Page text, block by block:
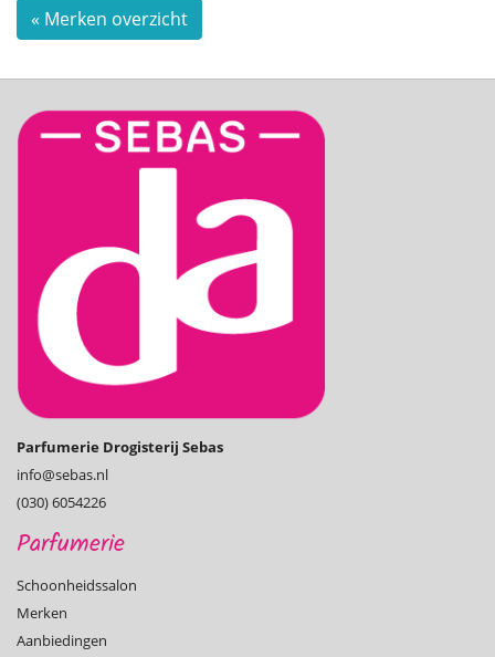
« Merken overzicht
Parfumerie Drogisterij Sebas
info@­sebas.nl
(030) 6054226
Parfumerie
Schoonheidssalon
Merken
Aanbiedingen